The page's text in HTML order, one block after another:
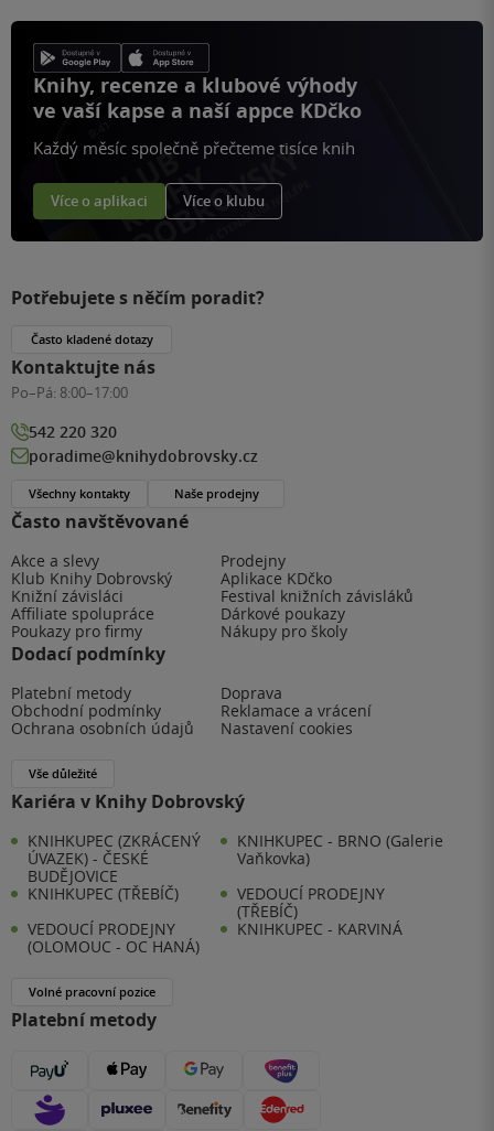
Knihy, recenze a klubové výhody
ve vaší kapse a naší appce KDčko
Každý měsíc společně přečteme tisíce knih
Více o aplikaci Více o klubu
Často navštěvované
Akce a slevy
Prodejny
Klub Knihy Dobrovský
Aplikace KDčko
Knižní závisláci
Festival knižních závisláků
Affiliate spolupráce
Dárkové poukazy
Poukazy pro firmy
Nákupy pro školy
Dodací podmínky
Platební metody
Doprava
Obchodní podmínky
Reklamace a vrácení
Ochrana osobních údajů
Nastavení cookies
Vše důležité
Kariéra v Knihy Dobrovský
KNIHKUPEC (ZKRÁCENÝ
ÚVAZEK) - ČESKÉ
BUDĚJOVICE
KNIHKUPEC - BRNO (Galerie
Vaňkovka)
KNIHKUPEC (TŘEBÍČ)
VEDOUCÍ PRODEJNY
(TŘEBÍČ)
VEDOUCÍ PRODEJNY
(OLOMOUC - OC HANÁ)
KNIHKUPEC - KARVINÁ
Volné pracovní pozice
Platební metody
Potřebujete s něčím poradit?
Často kladené dotazy
Kontaktujte nás
Po–Pá: 8:00–17:00
542 220 320
poradime@knihydobrovsky.cz
Všechny kontakty Naše prodejny